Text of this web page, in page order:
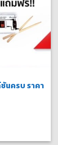
นครบ ราคา